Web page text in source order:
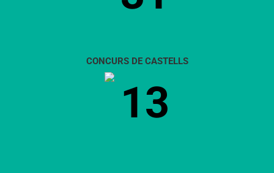
CONCURS DE CASTELLS
13